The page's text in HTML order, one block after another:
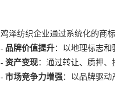
鸡泽纺织企业通过系统化的商
- 品牌价值提升：以地理标志和
- 资产变现：通过转让、质押、
- 市场竞争力增强：以品牌驱动